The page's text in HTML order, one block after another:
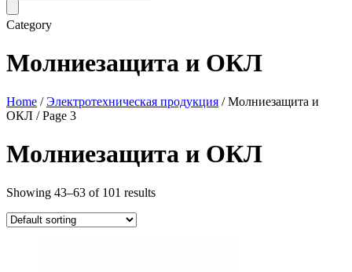
Category
Молниезащита и ОКЛ
Home /Электротехническая продукция / Молниезащита и
ОКЛ / Page 3
Молниезащита и ОКЛ
Showing 43–63 of 101 results